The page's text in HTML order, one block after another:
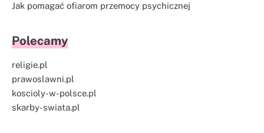
Jak pomagać ofiarom przemocy psychicznej
Polecamy
religie.pl
prawoslawni.pl
koscioly-w-polsce.pl
skarby-swiata.pl